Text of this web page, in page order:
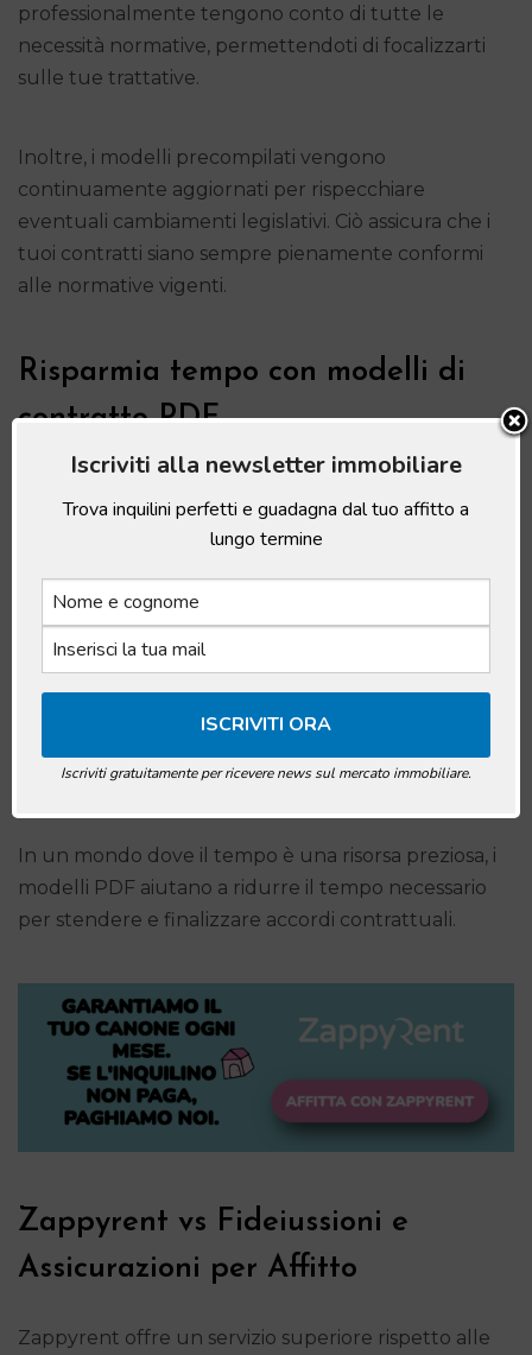
professionalmente tengono conto di tutte le
necessità normative, permettendoti di focalizzarti
sulle tue trattative.
Inoltre, i modelli precompilati vengono
continuamente aggiornati per rispecchiare
eventuali cambiamenti legislativi. Ciò assicura che i
tuoi contratti siano sempre pienamente conformi
alle normative vigenti.
Risparmia tempo con modelli di
contratto PDF
affidarsi a modelli scaricabili in formato PDF
consente di avere un documento pronto all’uso.
Questi modelli sono ideali perché possono essere
facilmente distribuiti, salvati e consultati in qualsiasi
momento. La versatilità dei documenti PDF
permette anche di includere sezioni bloccate
consenso.
In un mondo dove il tempo è una risorsa preziosa, i
modelli PDF aiutano a ridurre il tempo necessario
per stendere e finalizzare accordi contrattuali.
Zappyrent vs Fideiussioni e
Assicurazioni per Affitto
Zappyrent offre un servizio superiore rispetto alle
Iscriviti alla newsletter immobiliare
Trova inquilini perfetti e guadagna dal tuo affitto a
lungo termine
Iscriviti gratuitamente per ricevere news sul mercato immobiliare.